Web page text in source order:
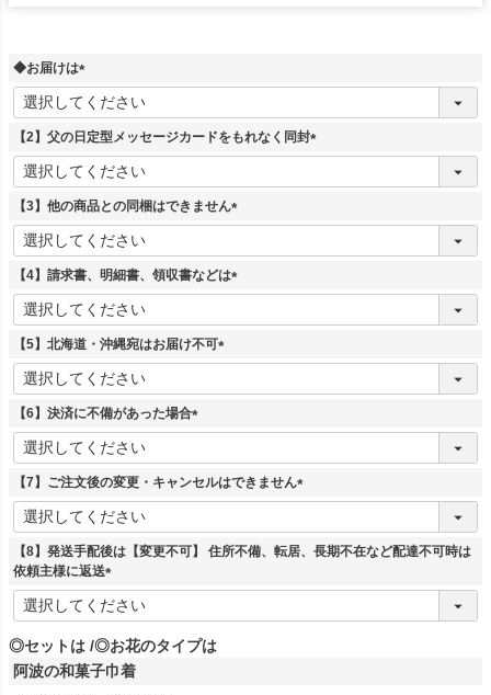
◆お届けは
(
必
須
【2】父の日定型メッセージカードをもれなく同封
(
【3】他の商品との同梱はできません
(
須
【4】請求書、明細書、領収書などは
(
【5】北海道・沖縄宛はお届け不可
(
【6】決済に不備があった場合
(
須
【7】ご注文後の変更・キャンセルはできません
(
須
【8】発送手配後は【変更不可】 住所不備、転居、長期不在など配達不可時は
依頼主様に返送
(
必
)
◎セットは ◎お花のタイプは
阿波の和菓子巾着